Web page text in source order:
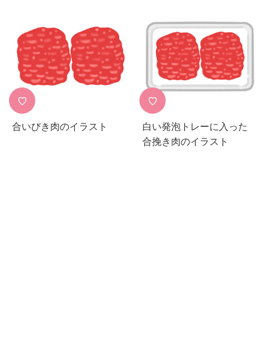
♡
合いびき肉のイラスト
♡
白い発泡トレーに入った
合挽き肉のイラスト